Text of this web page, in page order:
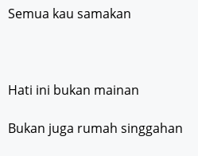
Semua kau samakan
Hati ini bukan mainan
Bukan juga rumah singgahan